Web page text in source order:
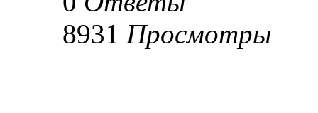
8931 Просмотры